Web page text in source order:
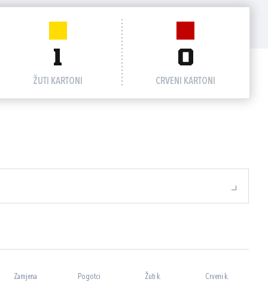
1
ŽUTI KARTONI
0
CRVENI KARTONI
Zamjena Pogotci Žuti k. Crveni k.